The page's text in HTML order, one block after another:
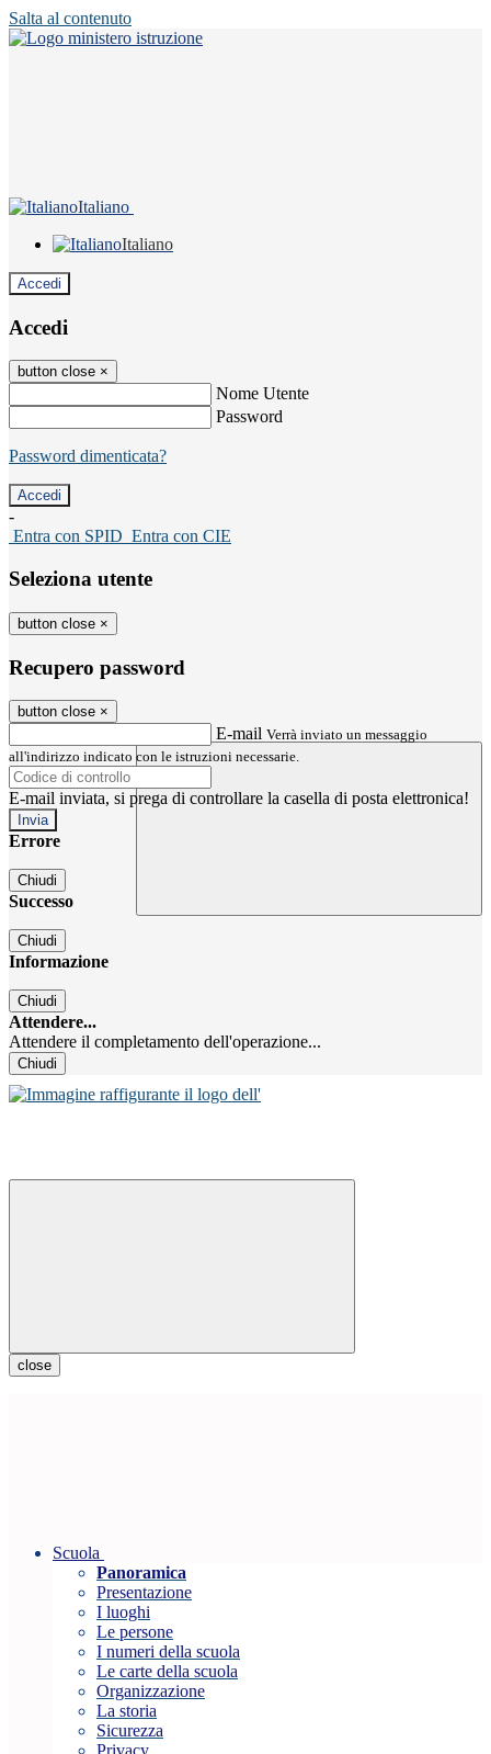
Salta al contenuto
Italiano
Italiano
Accedi
Accedi
button close ×
Nome Utente
Password
Password dimenticata?
-
Entra con SPID Entra con CIE
Seleziona utente
button close ×
Recupero password
button close ×
E-mail Verrà inviato un messaggio
all'indirizzo indicato con le istruzioni necessarie.
E-mail inviata, si prega di controllare la casella di posta elettronica!
Errore
Chiudi
Successo
Chiudi
Informazione
Chiudi
Attendere...
Attendere il completamento dell'operazione...
Chiudi
close
Scuola
Panoramica
Presentazione
I luoghi
Le persone
I numeri della scuola
Le carte della scuola
Organizzazione
La storia
Sicurezza